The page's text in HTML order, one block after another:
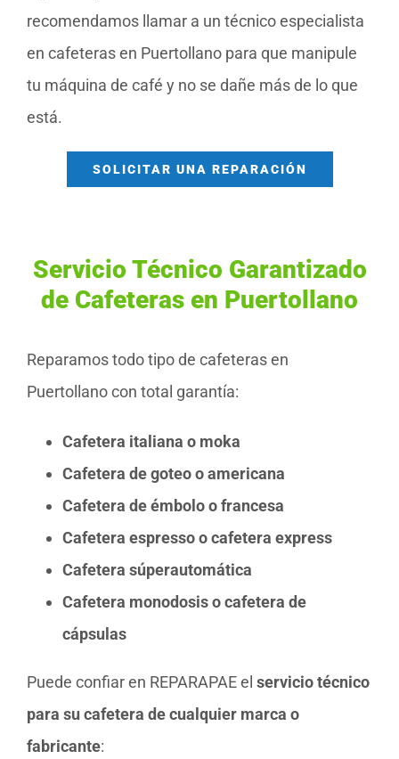
recomendamos llamar a un técnico especialista
en cafeteras en Puertollano para que manipule
tu máquina de café y no se dañe más de lo que
está.
SOLICITAR UNA REPARACIÓN
Servicio Técnico Garantizado
de Cafeteras en Puertollano
Reparamos todo tipo de cafeteras en
Puertollano con total garantía:
Cafetera italiana o moka
Cafetera de goteo o americana
Cafetera de émbolo o francesa
Cafetera espresso o cafetera express
Cafetera súperautomática
Cafetera monodosis o cafetera de
cápsulas
Puede confiar en REPARAPAE el servicio técnico
para su cafetera de cualquier marca o
fabricante: